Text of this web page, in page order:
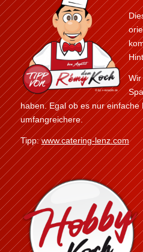
haben. Egal ob es nur einfache
umfangreichere.
Tipp:www.catering-lenz.com